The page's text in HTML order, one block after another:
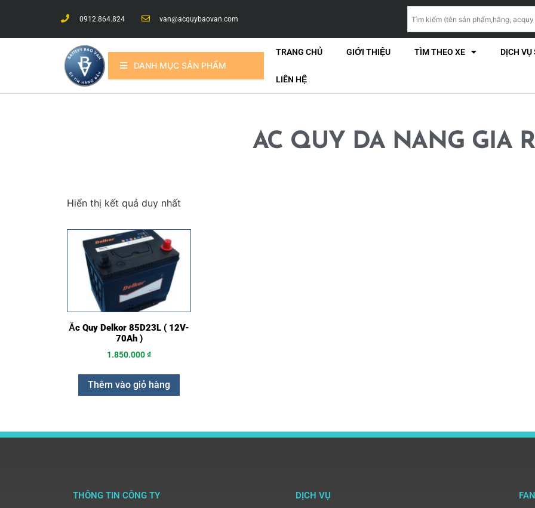
0912.864.824 van@acquybaovan.com
DANH MỤC SẢN PHẨM
TRANG CHỦ GIỚI THIỆU TÌM THEO XE DỊCH VỤ
LIÊN HỆ
AC QUY DA NANG GIA
Hiển thị kết quả duy nhất
Ắc Quy Delkor 85D23L ( 12V-
70Ah )
1.850.000₫
Thêm vào giỏ hàng
THÔNG TIN CÔNG TY DỊCH VỤ